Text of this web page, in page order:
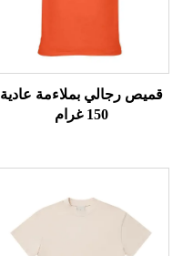
قميص رجالي بملاءمة عادية
150 غرام